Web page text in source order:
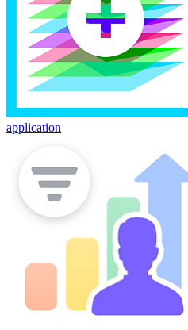
application